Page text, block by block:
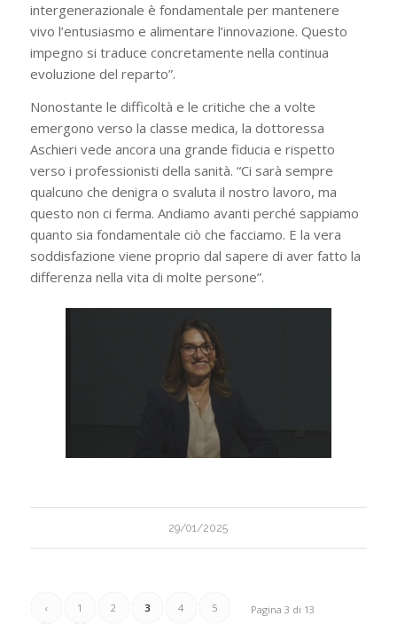
intergenerazionale è fondamentale per mantenere
vivo l’entusiasmo e alimentare l’innovazione. Questo
impegno si traduce concretamente nella continua
evoluzione del reparto”.
Nonostante le difficoltà e le critiche che a volte
emergono verso la classe medica, la dottoressa
Aschieri vede ancora una grande fiducia e rispetto
verso i professionisti della sanità. “Ci sarà sempre
qualcuno che denigra o svaluta il nostro lavoro, ma
questo non ci ferma. Andiamo avanti perché sappiamo
quanto sia fondamentale ciò che facciamo. E la vera
soddisfazione viene proprio dal sapere di aver fatto la
differenza nella vita di molte persone”.
29/01/2025
Pagina 3 di 13
‹ 1 2 3 4 5